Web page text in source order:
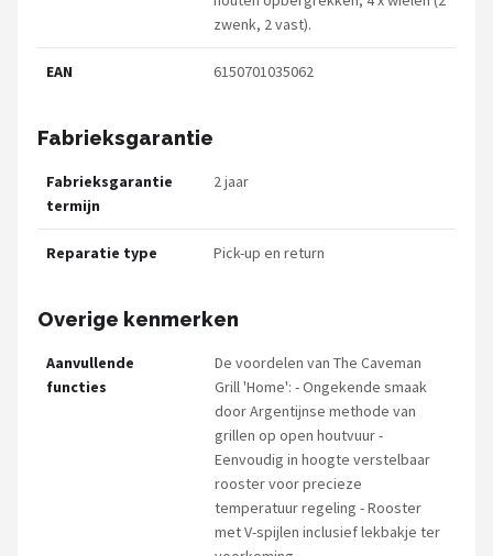
zwenk, 2 vast).
EAN 6150701035062
Fabrieksgarantie
Fabrieksgarantie
termijn
2 jaar
Reparatie type Pick-up en return
Overige kenmerken
Aanvullende
functies
De voordelen van The Caveman
Grill 'Home': - Ongekende smaak
door Argentijnse methode van
grillen op open houtvuur -
Eenvoudig in hoogte verstelbaar
rooster voor precieze
temperatuur regeling - Rooster
met V-spijlen inclusief lekbakje ter